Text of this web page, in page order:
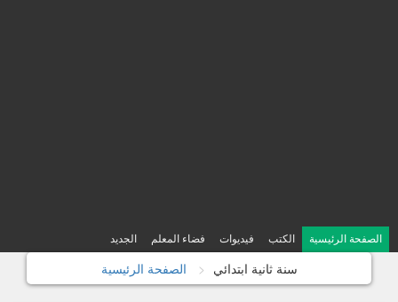
الصفحة الرئيسية الكتب فيديوات فضاء المعلم الجديد
سنة ثانية ابتدائي الصفحة الرئيسية